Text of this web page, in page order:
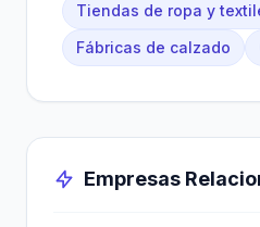
Tiendas de ropa y
Fábricas de calzado
Empresas